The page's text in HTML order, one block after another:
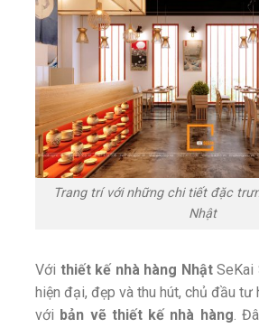
Trang trí với những chi tiết đặc
Nhật
Với thiết kế nhà hàng NhậtSeKai
hiện đại, đẹp và thu hút, chủ đầu tư
với bản vẽ thiết kế nhà hàng.